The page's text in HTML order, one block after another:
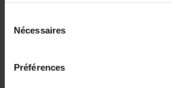
à l’exception des cookies strictement
fonctionnement du site. Une
cookies est accessible sous l’onglet
dessus.
Nécessaires
Préférences
networking receptions
a visit to Politecnico di Torino.